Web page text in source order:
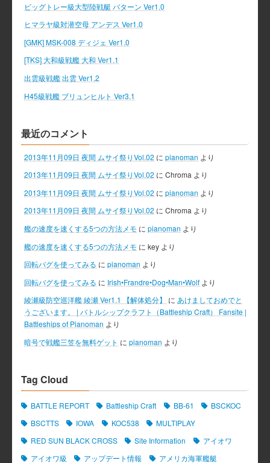
ビッグトレー級大型陸戦艇 バターン Ver1.0
ヒマラヤ級対潜空母 アンデス Ver1.0
[GMK] MSK-008 ディジェ Ver1.0
[TKS] 大和級戦艦 大和 Ver1.1
出雲級戦艦 出雲 Ver1.2
H45級戦艦 ブリュンヒルト Ver3.1
最近のコメント
2013年11月09日 夜間 ムサイ祭りVol.02 に pianoman より
2013年11月09日 夜間 ムサイ祭りVol.02 に Chroma より
2013年11月09日 夜間 ムサイ祭りVol.02 に pianoman より
2013年11月09日 夜間 ムサイ祭りVol.02 に Chroma より
艦の速度を速くする5つの方法メモ に pianoman より
艦の速度を速くする5つの方法メモ に key より
回転バグを使ってみる に pianoman より
回転バグを使ってみる に Irish•Frandre•Dog•Man•Wolf より
綾瀬級防空巡洋艦 綾瀬 Ver1.1 【解体処分】
に あけましておめでと
うございます。 | バトルシップクラフト（Battleship Craft） Fansite |
Battleships of Pianoman より
暗号で戦艦三笠を無料ゲット に pianoman より
Tag Cloud
BATTLE REPORT Battleship Craft BB-61
BSCKOC
BSCTTS
IOWA KOC538
MULTIPLAY
RED SUN BLACK CROSS
Site Information
アイオワ
アイオワ級
アップデート情報 アメリカ海軍艦艇